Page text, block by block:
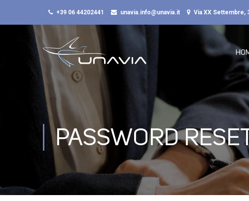
+39 06 44202441 unavia.info@unavia.it Via XX Settembre,
PASSWORD